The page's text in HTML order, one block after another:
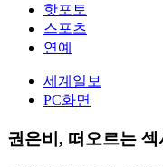
핫포토
스포츠
연예
세계일보
PC화면
권은비, 떠오르는